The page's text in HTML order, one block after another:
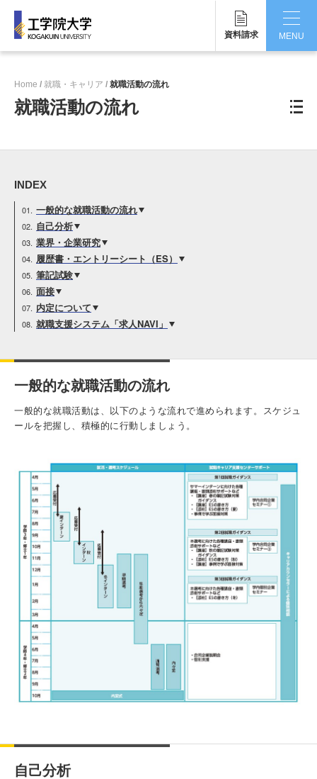
資料請求
MENU
国際交流・留学
研究・産学連携
就職・キャリア
キャンパス
入試情報
受験生の方 在学生・保証人の方
一般・企業の方 寄付・ご支援 アクセス
Pick Up
1. Action！x 工学院大学
2. 工学院大学ヒストリー
3. #KUTE VOICE エンジニアリーダーたちの声
Home 就職・キャリア 就職活動の流れ
就職活動の流れ
INDEX
一般的な就職活動の流れ
自己分析
業界・企業研究
履歴書・エントリーシート（ES）
筆記試験
面接
内定について
就職支援システム「求人NAVI」
一般的な就職活動の流れ
一般的な就職活動は、以下のような流れで進められます。スケジュ
ールを把握し、積極的に行動しましょう。
自己分析